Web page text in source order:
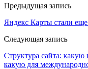
Предыдущая запись
Яндекс Карты стали еще
Следующая запись
Структура сайта: какую
какую для